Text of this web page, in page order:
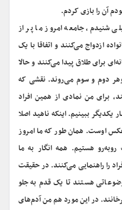
آن را بازی کردم.
شنیدم، جامعه امروز ما پر از
ازدواج می‌کنند و اتفاقا با یک
برای طلاق پیدا می‌کنند و حالا
دوم و سوم می‌روند. نقشی که
من نمادی از همین افراد
ببینیم. اینکه ناهید اصلا
اوست. همان طور که ما امروز
روبه‌رو هستیم. همه انگار به ما
را راهنمایی می‌کنند. در حقیقت
هستند تا یک قدم به جلو
در این مورد هم من آدم‌های